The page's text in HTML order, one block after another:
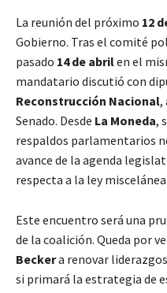
La reunión del próximo 12
Gobierno. Tras el comité
pasado 14 de abrilen el
mandatario discutió con
Reconstrucción Nacional,
Senado. Desde La Moneda,
respaldos parlamentarios
avance de la agenda
respecta a la ley miscelánea.
Este encuentro será una
de la coalición. Queda por
Beckera renovar
si primará la estrategia de